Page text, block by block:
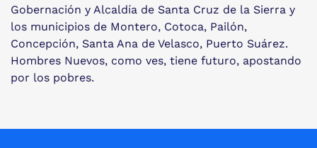
Gobernación y Alcaldía de Santa Cruz de la Sierra y
los municipios de Montero, Cotoca, Pailón,
Concepción, Santa Ana de Velasco, Puerto Suárez.
Hombres Nuevos, como ves, tiene futuro, apostando
por los pobres.